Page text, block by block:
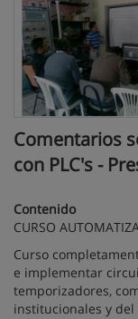
Comentarios
con PLC's -
Contenido
CURSO
Curso
e implementar
temporizadores,
institucionales y